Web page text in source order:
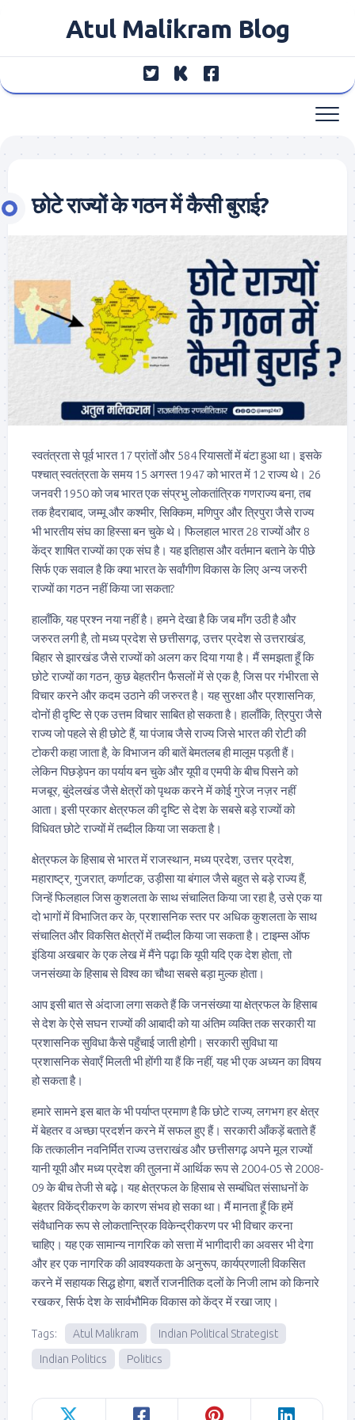
Atul Malikram Blog
छोटे राज्यों के गठन में कैसी बुराई?
स्वतंत्रता से पूर्व भारत 17 प्रांतों और 584 रियासतों में बंटा हुआ था। इसके
पश्चात् स्वतंत्रता के समय 15 अगस्त 1947 को भारत में 12 राज्य थे। 26
जनवरी 1950 को जब भारत एक संप्रभु लोकतांत्रिक गणराज्य बना, तब
तक हैदराबाद, जम्मू और कश्मीर, सिक्किम, मणिपुर और त्रिपुरा जैसे राज्य
भी भारतीय संघ का हिस्सा बन चुके थे। फिलहाल भारत 28 राज्यों और 8
केंद्र शाषित राज्यों का एक संघ है। यह इतिहास और वर्तमान बताने के पीछे
सिर्फ एक सवाल है कि क्या भारत के सर्वांगीण विकास के लिए अन्य जरुरी
राज्यों का गठन नहीं किया जा सकता?
हालाँकि, यह प्रश्न नया नहीं है। हमने देखा है कि जब माँग उठी है और
जरुरत लगी है, तो मध्य प्रदेश से छत्तीसगढ़, उत्तर प्रदेश से उत्तराखंड,
बिहार से झारखंड जैसे राज्यों को अलग कर दिया गया है। मैं समझता हूँ कि
छोटे राज्यों का गठन, कुछ बेहतरीन फैसलों में से एक है, जिस पर गंभीरता से
विचार करने और कदम उठाने की जरुरत है। यह सुरक्षा और प्रशासनिक,
दोनों ही दृष्टि से एक उत्तम विचार साबित हो सकता है। हालाँकि, त्रिपुरा जैसे
राज्य जो पहले से ही छोटे हैं, या पंजाब जैसे राज्य जिसे भारत की रोटी की
टोकरी कहा जाता है, के विभाजन की बातें बेमतलब ही मालूम पड़ती हैं।
लेकिन पिछड़ेपन का पर्याय बन चुके और यूपी व एमपी के बीच पिसने को
मजबूर, बुंदेलखंड जैसे क्षेत्रों को पृथक करने में कोई गुरेज नज़र नहीं
आता। इसी प्रकार क्षेत्रफल की दृष्टि से देश के सबसे बड़े राज्यों को
विधिवत छोटे राज्यों में तब्दील किया जा सकता है।
क्षेत्रफल के हिसाब से भारत में राजस्थान, मध्य प्रदेश, उत्तर प्रदेश,
महाराष्ट्र, गुजरात, कर्णाटक, उड़ीसा या बंगाल जैसे बहुत से बड़े राज्य हैं,
जिन्हें फिलहाल जिस कुशलता के साथ संचालित किया जा रहा है, उसे एक या
दो भागों में विभाजित कर के, प्रशासनिक स्तर पर अधिक कुशलता के साथ
संचालित और विकसित क्षेत्रों में तब्दील किया जा सकता है। टाइम्स ऑफ
इंडिया अखबार के एक लेख में मैंने पढ़ा कि यूपी यदि एक देश होता, तो
जनसंख्या के हिसाब से विश्व का चौथा सबसे बड़ा मुल्क होता।
आप इसी बात से अंदाजा लगा सकते हैं कि जनसंख्या या क्षेत्रफल के हिसाब
से देश के ऐसे सघन राज्यों की आबादी को या अंतिम व्यक्ति तक सरकारी या
प्रशासनिक सुविधा कैसे पहुँचाई जाती होगी। सरकारी सुविधा या
प्रशासनिक सेवाएँ मिलती भी होंगी या हैं कि नहीं, यह भी एक अध्यन का विषय
हो सकता है।
हमारे सामने इस बात के भी पर्याप्त प्रमाण है कि छोटे राज्य, लगभग हर क्षेत्र
में बेहतर व अच्छा प्रदर्शन करने में सफल हुए हैं। सरकारी आँकड़ें बताते हैं
कि तत्कालीन नवनिर्मित राज्य उत्तराखंड और छत्तीसगढ़ अपने मूल राज्यों
यानी यूपी और मध्य प्रदेश की तुलना में आर्थिक रूप से 2004-05 से 2008-
09 के बीच तेजी से बढ़े। यह क्षेत्रफल के हिसाब से सम्बंधित संसाधनों के
बेहतर विकेंद्रीकरण के कारण संभव हो सका था। मैं मानता हूँ कि हमें
संवैधानिक रूप से लोकतान्त्रिक विकेन्द्रीकरण पर भी विचार करना
चाहिए। यह एक सामान्य नागरिक को सत्ता में भागीदारी का अवसर भी देगा
और हर एक नागरिक की आवश्यकता के अनुरूप, कार्यप्रणाली विकसित
करने में सहायक सिद्ध होगा, बशर्ते राजनीतिक दलों के निजी लाभ को किनारे
रखकर, सिर्फ देश के सार्वभौमिक विकास को केंद्र में रखा जाए।
Tags: Atul Malikram
Indian Political Strategist
Indian Politics
Politics